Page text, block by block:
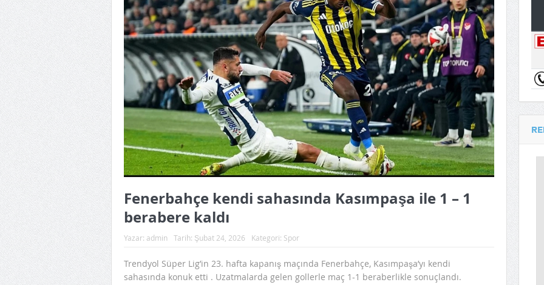
Fenerbahçe kendi sahasında Kasımpaşa ile 1 – 1
berabere kaldı
Yazar: admin Tarih: Şubat 24, 2026 Kategori: Spor
Trendyol Süper Lig’in 23. hafta kapanış maçında Fenerbahçe, Kasımpaşa’yı kendi
sahasında konuk etti . Uzatmalarda gelen gollerle maç 1-1 beraberlikle sonuçlandı.